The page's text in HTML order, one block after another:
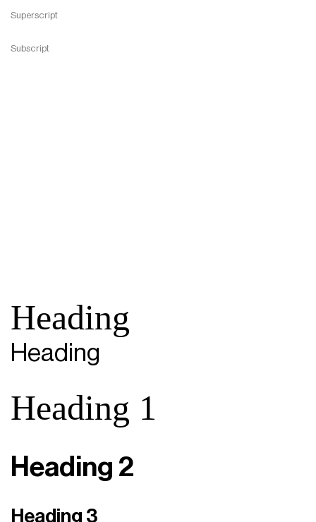
Superscript
Subscript
Heading
Heading
Heading 1
Heading 2
Heading 3